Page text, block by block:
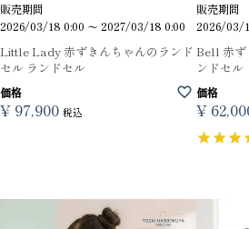
販売期間
2026/03/18 0:00 〜 2027/03/18 0:00
Little Lady 赤ずきんちゃんのランド
セル ランドセル
価格
¥ 97,900 税込
販売期間
2026/03/
Bell 赤ず
ンドセル
価格
¥